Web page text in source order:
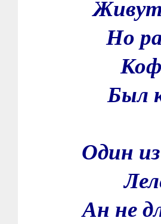
Живут
Но
Был
Один
Ан не